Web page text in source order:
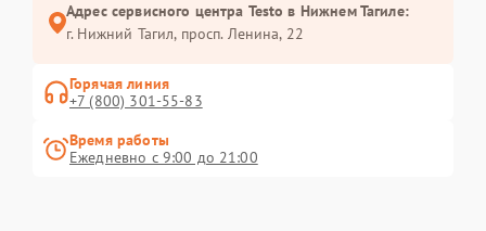
Адрес сервисного центра Testo в Нижнем Тагиле:
г. Нижний Тагил, просп. Ленина, 22
Горячая линия
+7 (800) 301-55-83
Время работы
Ежедневно с 9:00 до 21:00